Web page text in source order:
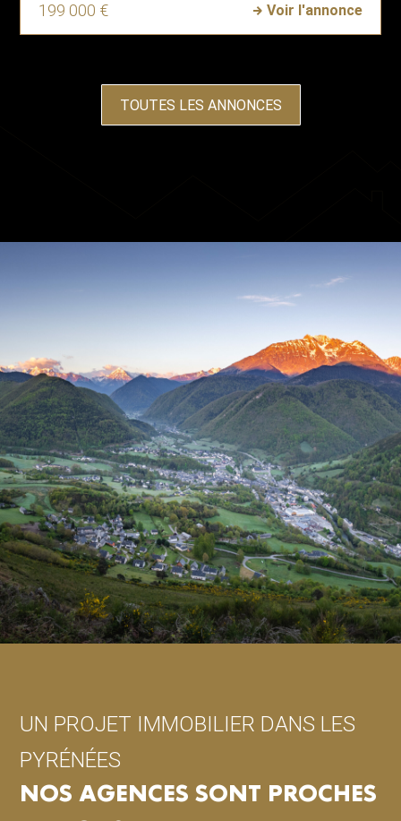
199 000 €
Voir l'annonce
TOUTES LES ANNONCES
UN PROJET IMMOBILIER DANS LES
PYRÉNÉES
NOS AGENCES SONT PROCHES